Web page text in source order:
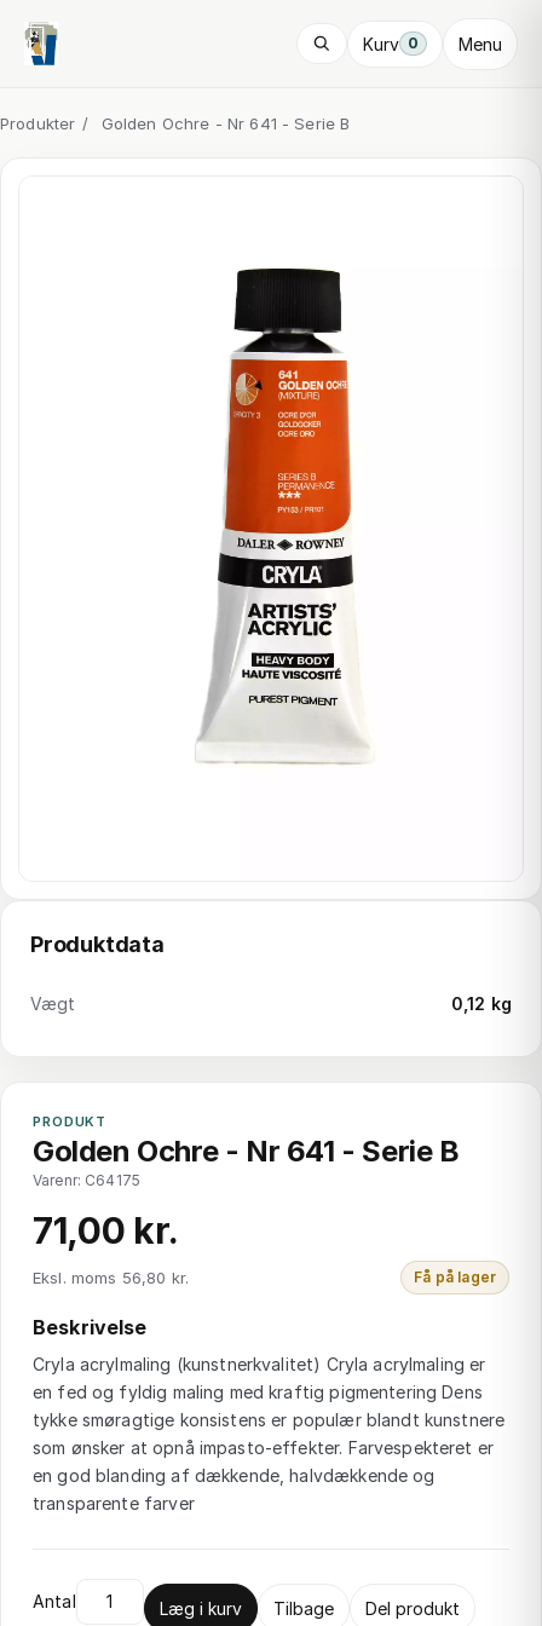
Kurv 0 Menu
Produkter / Golden Ochre - Nr 641 - Serie B
Produktdata
Vægt 0,12 kg
PRODUKT
Golden Ochre - Nr 641 - Serie B
Varenr: C64175
71,00 kr.
Eksl. moms 56,80 kr. Få på lager
Beskrivelse
Cryla acrylmaling (kunstnerkvalitet) Cryla acrylmaling er
en fed og fyldig maling med kraftig pigmentering Dens
tykke smøragtige konsistens er populær blandt kunstnere
som ønsker at opnå impasto-effekter. Farvespekteret er
en god blanding af dækkende, halvdækkende og
transparente farver
Antal Læg i kurv Tilbage Del produkt